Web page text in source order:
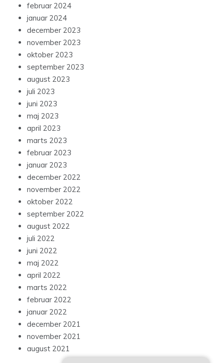
februar 2024
januar 2024
december 2023
november 2023
oktober 2023
september 2023
august 2023
juli 2023
juni 2023
maj 2023
april 2023
marts 2023
februar 2023
januar 2023
december 2022
november 2022
oktober 2022
september 2022
august 2022
juli 2022
juni 2022
maj 2022
april 2022
marts 2022
februar 2022
januar 2022
december 2021
november 2021
august 2021